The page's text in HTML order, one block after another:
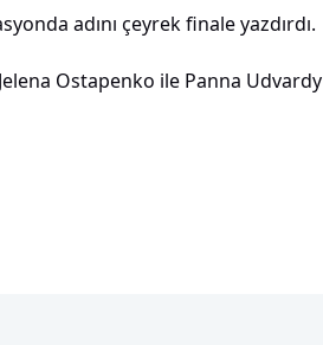
adını çeyrek finale yazdırdı.
Ostapenko ile Panna Udvardy